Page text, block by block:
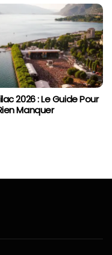
2026 : Le Guide Pour
Manquer